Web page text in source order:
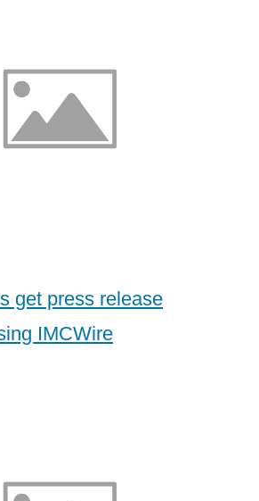
get press release
IMCWire